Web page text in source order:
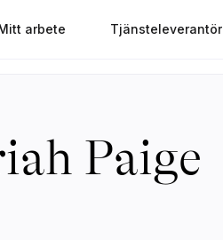
arbete Tjänsteleverantör
Paige